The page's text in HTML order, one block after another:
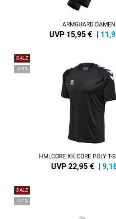
ARMGUARD DAMEN
UVP 15,95 € |
SALE
-60%
HMLCORE XK CORE POLY T-
UVP 22,95 € |
SALE
-31%